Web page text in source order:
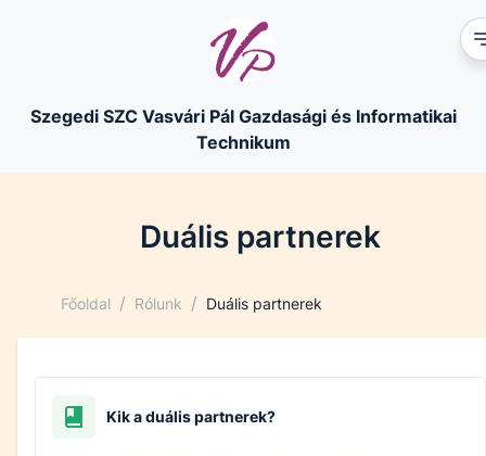
Szegedi SZC Vasvári Pál Gazdasági és Informatikai
Technikum
Duális partnerek
Főoldal / Rólunk / Duális partnerek
Kik a duális partnerek?